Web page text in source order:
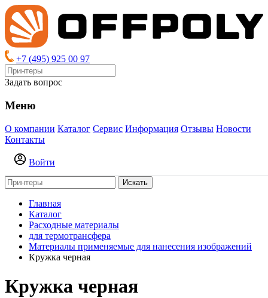
+7 (495) 925 00 97
Задать вопрос
Меню
О компании Каталог Сервис Информация Отзывы Новости
Контакты
Войти
Искать
Главная
Каталог
Расходные материалы
для термотрансфера
Материалы применяемые для нанесения изображений
Кружка черная
Кружка черная